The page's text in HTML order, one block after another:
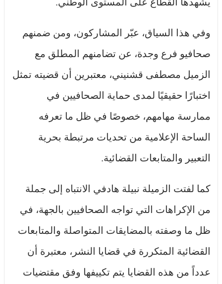
وفي هذا السياق، عبّر المشاركون، ومن ضمنهم
صحافيو فرع وجدة، عن تضامنهم المطلق مع
الزميل مصطفى قشنيني، معتبرين أن قضيته تمثل
اختبارًا حقيقيًا لمدى حماية الصحافيين في
ممارسة مهامهم، خصوصًا في ظل ما تعرفه
الساحة الإعلامية من تحديات مرتبطة بحرية
التعبير والمتابعات القضائية.
كما لفتت الزميلة نبيلة هادفي الانتباه إلى جملة
من الإكراهات التي تواجه الصحافيين بالجهة، في
ظل ما وصفته بالمضايقات المتواصلة والمتابعات
القضائية المتكررة في قضايا النشر، معتبرة أن
عدداً من هذه القضايا يتم تكييفها وفق مقتضيات